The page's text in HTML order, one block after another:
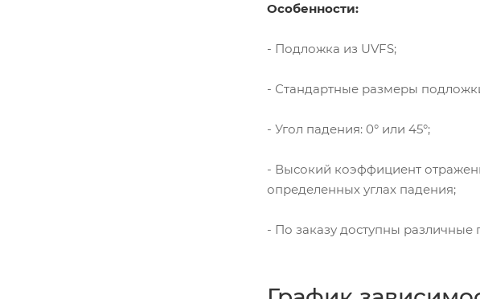
Особенности:
- Подложка из UVFS;
- Стандартные размеры
- Угол падения: 0° или 45°;
- Высокий коэффициент
определенных углах падения;
- По заказу доступны